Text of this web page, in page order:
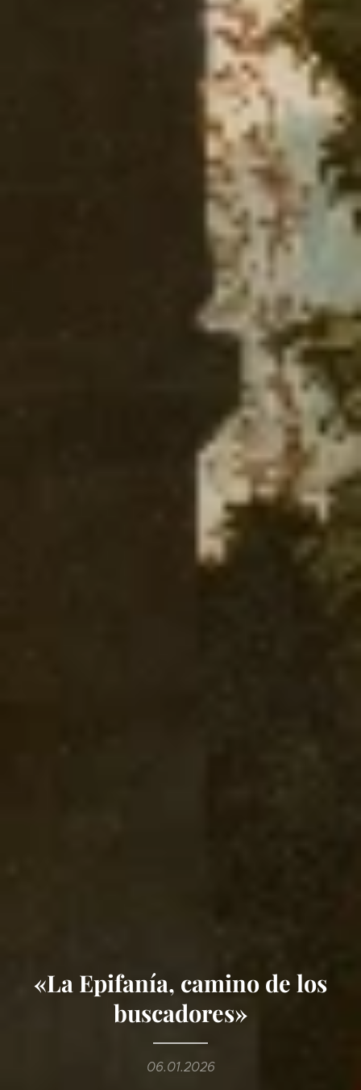
«La Epifanía, camino de los
buscadores»
06.01.2026